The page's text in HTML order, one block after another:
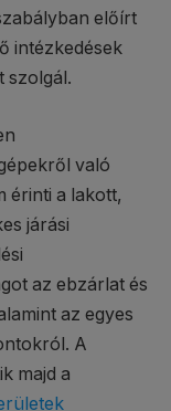
előírt
intézkedések
szolgál.
való
érinti a lakott,
járási
az ebzárlat és
az egyes
A
majd a